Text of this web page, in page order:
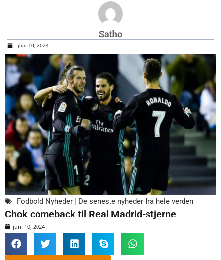
Satho
juni 10, 2024
Fodbold Nyheder | De seneste nyheder fra hele verden
Chok comeback til Real Madrid-stjerne
juni 10, 2024